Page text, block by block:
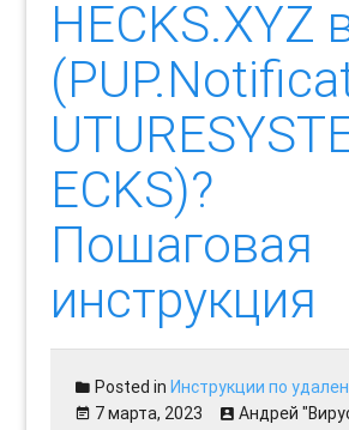
HECKS.XYZ
ECKS)?
Пошаговая
инструкция
Posted inИнструкции по
7 марта, 2023
Андрей